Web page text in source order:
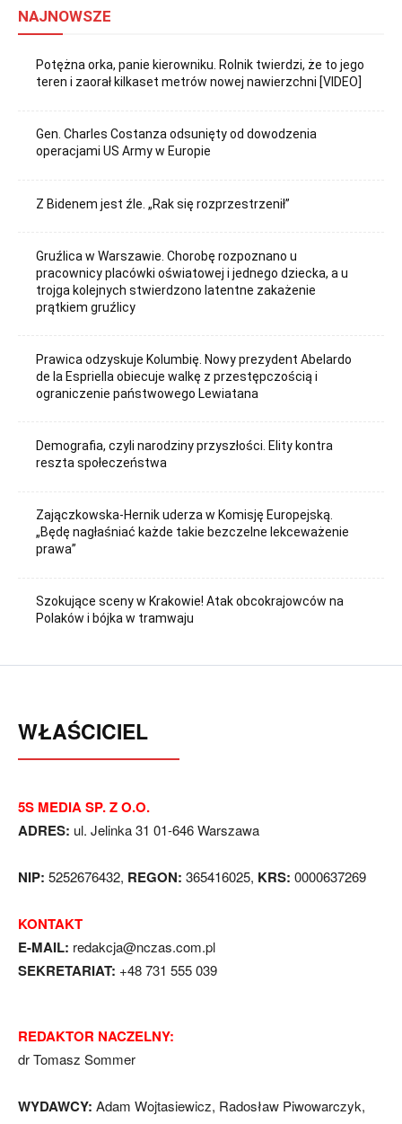
NAJNOWSZE
Potężna orka, panie kierowniku. Rolnik twierdzi, że to jego
teren i zaorał kilkaset metrów nowej nawierzchni [VIDEO]
Gen. Charles Costanza odsunięty od dowodzenia
operacjami US Army w Europie
Z Bidenem jest źle. „Rak się rozprzestrzenił”
Gruźlica w Warszawie. Chorobę rozpoznano u
pracownicy placówki oświatowej i jednego dziecka, a u
trojga kolejnych stwierdzono latentne zakażenie
prątkiem gruźlicy
Prawica odzyskuje Kolumbię. Nowy prezydent Abelardo
de la Espriella obiecuje walkę z przestępczością i
ograniczenie państwowego Lewiatana
Demografia, czyli narodziny przyszłości. Elity kontra
reszta społeczeństwa
Zajączkowska-Hernik uderza w Komisję Europejską.
„Będę nagłaśniać każde takie bezczelne lekceważenie
prawa”
Szokujące sceny w Krakowie! Atak obcokrajowców na
Polaków i bójka w tramwaju
WŁAŚCICIEL
5S MEDIA SP. Z O.O.
ADRES: ul. Jelinka 31 01-646 Warszawa
NIP: 5252676432, REGON: 365416025, KRS: 0000637269
KONTAKT
E-MAIL: redakcja@nczas.com.pl
SEKRETARIAT: +48 731 555 039
REDAKTOR NACZELNY:
dr Tomasz Sommer
WYDAWCY: Adam Wojtasiewicz, Radosław Piwowarczyk,